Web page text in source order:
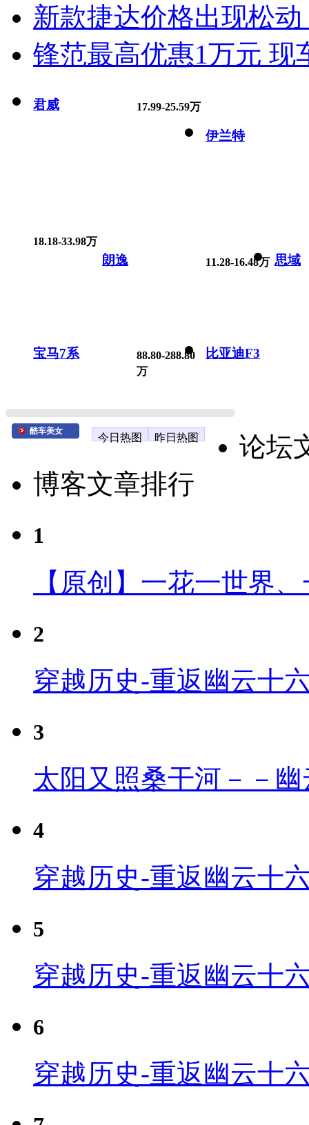
新款捷达价格出现松
锋范最高优惠1万元 现
君威 17.99-25.59万
伊兰特
18.18-33.98万
朗逸 11.28-16.48万 思域
宝马7系
88.80-288.80
万
比亚迪F3
酷车美女
今日热图 昨日热图
论坛
博客文章排行
1
【原创】一花一世界
2
穿越历史-重返幽云十
3
太阳又照桑干河－－
4
穿越历史-重返幽云十
5
穿越历史-重返幽云十
6
穿越历史-重返幽云十